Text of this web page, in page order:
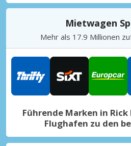
Mietwagen
Mehr als 17.9 Millionen
Führende Marken in
Flughafen zu den